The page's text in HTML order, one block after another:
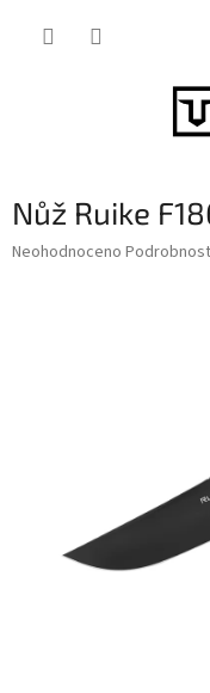
Nůž Ruike
Průměrné
Neohodnoceno